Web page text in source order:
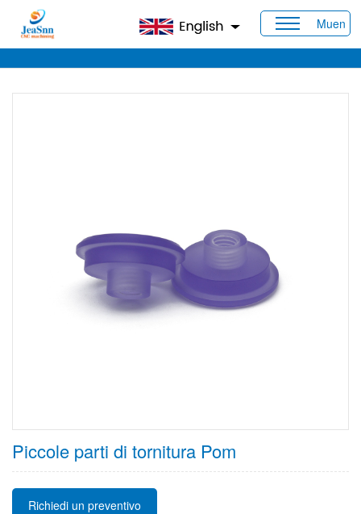
Muen
Casa Parti in plastica CNC> Piccole parti di
tornitura Pom
Piccole parti di tornitura Pom
Richiedi un preventivo